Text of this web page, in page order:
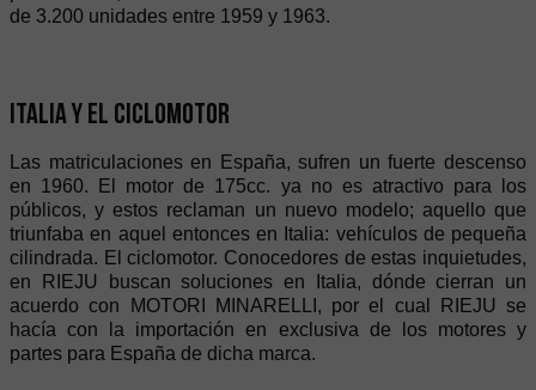
de 3.200 unidades entre 1959 y 1963.
Italia y el Ciclomotor
Las matriculaciones en España, sufren un fuerte descenso
en 1960. El motor de 175cc. ya no es atractivo para los
públicos, y estos reclaman un nuevo modelo; aquello que
triunfaba en aquel entonces en Italia: vehículos de pequeña
cilindrada. El ciclomotor. Conocedores de estas inquietudes,
en RIEJU buscan soluciones en Italia, dónde cierran un
acuerdo con MOTORI MINARELLI, por el cual RIEJU se
hacía con la importación en exclusiva de los motores y
partes para España de dicha marca.